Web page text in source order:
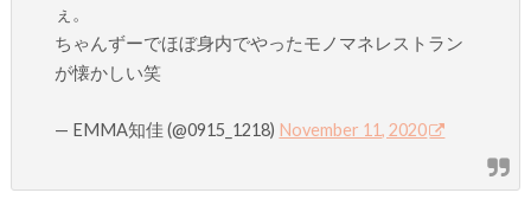
ぇ。
ちゃんずーでほぼ身内でやったモノマネレストラン
が懐かしい笑
— EMMA知佳 (@0915_1218) November 11, 2020